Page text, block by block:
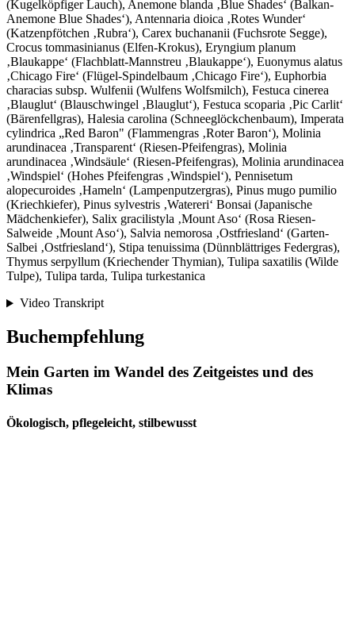
(Kugelköpfiger Lauch), Anemone blanda ‚Blue Shades‘ (Balkan-
Anemone Blue Shades‘), Antennaria dioica ‚Rotes Wunder‘
(Katzenpfötchen ‚Rubra‘), Carex buchananii (Fuchsrote Segge),
Crocus tommasinianus (Elfen-Krokus), Eryngium planum
‚Blaukappe‘ (Flachblatt-Mannstreu ‚Blaukappe‘), Euonymus alatus
‚Chicago Fire‘ (Flügel-Spindelbaum ‚Chicago Fire‘), Euphorbia
characias subsp. Wulfenii (Wulfens Wolfsmilch), Festuca cinerea
‚Blauglut‘ (Blauschwingel ‚Blauglut‘), Festuca scoparia ‚Pic Carlit‘
(Bärenfellgras), Halesia carolina (Schneeglöckchenbaum), Imperata
cylindrica „Red Baron" (Flammengras ‚Roter Baron‘), Molinia
arundinacea ‚Transparent‘ (Riesen-Pfeifengras), Molinia
arundinacea ‚Windsäule‘ (Riesen-Pfeifengras), Molinia arundinacea
‚Windspiel‘ (Hohes Pfeifengras ‚Windspiel‘), Pennisetum
alopecuroides ‚Hameln‘ (Lampenputzergras), Pinus mugo pumilio
(Kriechkiefer), Pinus sylvestris ‚Watereri‘ Bonsai (Japanische
Mädchenkiefer), Salix gracilistyla ‚Mount Aso‘ (Rosa Riesen-
Salweide ‚Mount Aso‘), Salvia nemorosa ‚Ostfriesland‘ (Garten-
Salbei ‚Ostfriesland‘), Stipa tenuissima (Dünnblättriges Federgras),
Thymus serpyllum (Kriechender Thymian), Tulipa saxatilis (Wilde
Tulpe), Tulipa tarda, Tulipa turkestanica
Video Transkript
Buchempfehlung
Mein Garten im Wandel des Zeitgeistes und des
Klimas
Ökologisch, pflegeleicht, stilbewusst